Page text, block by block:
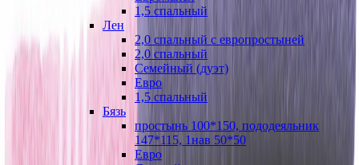
1,5 спальный
Лен
2,0 спальный с европростыней
2,0 спальный
Семейный (дуэт)
Евро
1,5 спальный
Бязь
простынь 100*150, пододеяльник
147*115, 1нав 50*50
Евро